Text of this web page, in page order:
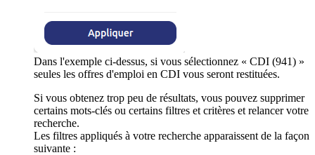
Dans l'exemple ci-dessus, si vous sélectionnez « CDI (941) »
seules les offres d'emploi en CDI vous seront restituées.
Si vous obtenez trop peu de résultats, vous pouvez supprimer
certains mots-clés ou certains filtres et critères et relancer votre
recherche.
Les filtres appliqués à votre recherche apparaissent de la façon
suivante :